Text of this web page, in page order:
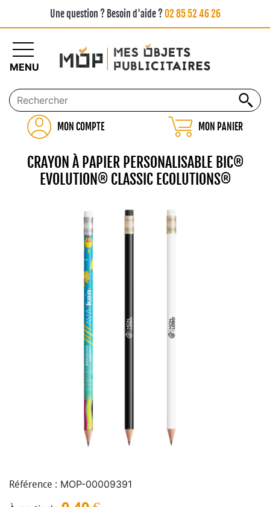
Une question ? Besoin d'aide ?02 85 52 46 26
MON COMPTE MON PANIER
MENU
CRAYON À PAPIER PERSONALISABLE BIC®
EVOLUTION® CLASSIC ECOLUTIONS®
Référence : MOP-00009391